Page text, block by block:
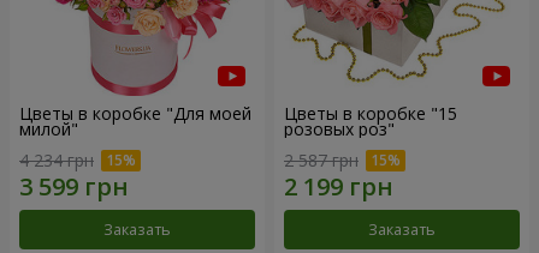
Цветы в коробке "Для моей
милой"
4 234 грн
Заказать
Цветы в коробке "15
розовых роз"
2 587 грн
Заказать